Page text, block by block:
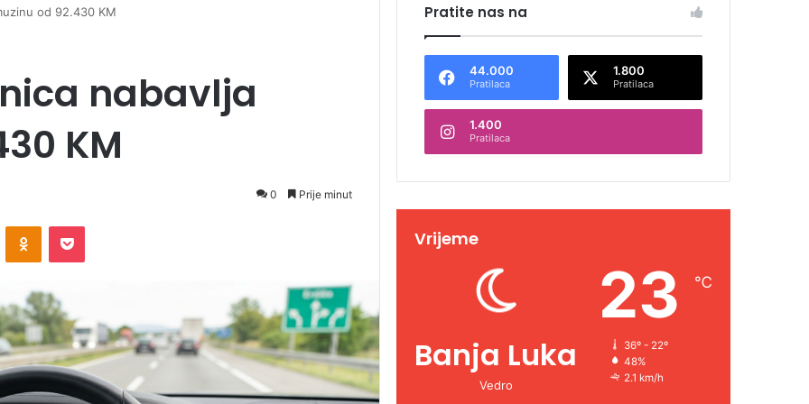
od 92.430 KM
nabavlja
KM
0 Prije minut
Pratite nas na
44.000
Pratilaca
1.800
Pratilaca
1.400
Pratilaca
Vrijeme
Banja Luka
Vedro
23 ℃
36º - 22º
48%
2.1 km/h